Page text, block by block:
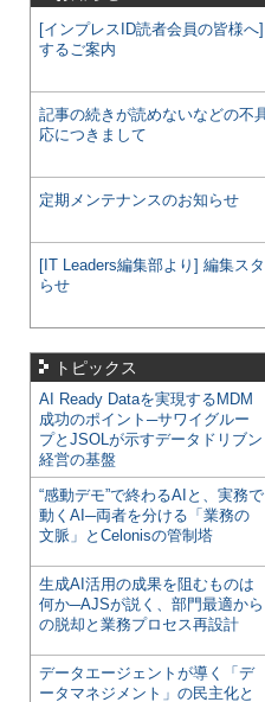
[インプレスID読者会員の皆様へ
するご案内
記事の続きが読めないなどの不
応につきまして
定期メンテナンスのお知らせ
[IT Leaders編集部より] 編集ス
らせ
トピックス
AI Ready Dataを実現するMDM
成功のポイント─サワイグルー
プとJSOLが示すデータドリブン
経営の基盤
“感動デモ”で終わるAIと、実務で
動くAI─両者を分ける「業務の
文脈」とCelonisの管制塔
生成AI活用の成果を阻むものは
何か─AJSが説く、部門最適から
の脱却と業務プロセス再設計
データエージェントが導く「デ
ータマネジメント」の民主化と